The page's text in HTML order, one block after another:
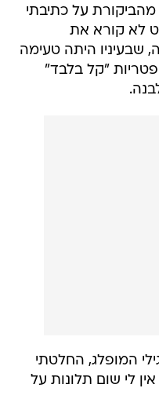
מהביקורת על כתיבתי
לא קורא את
שבעיניו היתה טעימה
"קל בלבד"
המופלג, החלטתי
לי שום תלונות על